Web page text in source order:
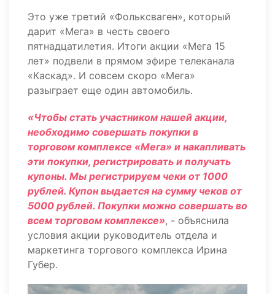
Это уже третий «Фольксваген», который
дарит «Мега» в честь своего
пятнадцатилетия. Итоги акции «Мега 15
лет» подвели в прямом эфире телеканала
«Каскад». И совсем скоро «Мега»
разыграет еще один автомобиль.
«Чтобы стать участником нашей акции,
необходимо совершать покупки в
торговом комплексе «Мега» и накапливать
эти покупки, регистрировать и получать
купоны. Мы регистрируем чеки от 1000
рублей. Купон выдается на сумму чеков от
5000 рублей. Покупки можно совершать во
всем торговом комплексе», - объяснила
условия акции руководитель отдела и
маркетинга торгового комплекса Ирина
Губер.